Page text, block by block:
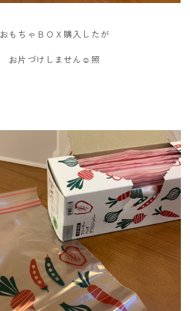
おもちゃＢＯＸ購入したが
お片づけしません☺️照